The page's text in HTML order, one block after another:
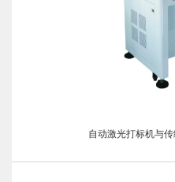
自动激光打标机与